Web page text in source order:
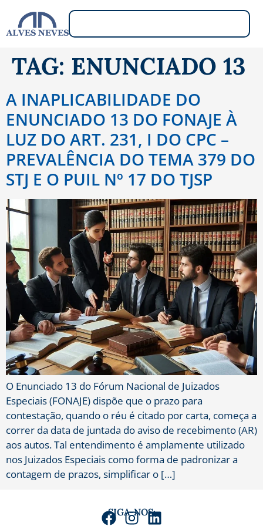
TAG: ENUNCIADO 13
A INAPLICABILIDADE DO
ENUNCIADO 13 DO FONAJE À
LUZ DO ART. 231, I DO CPC –
PREVALÊNCIA DO TEMA 379 DO
STJ E O PUIL Nº 17 DO TJSP
O Enunciado 13 do Fórum Nacional de Juizados
Especiais (FONAJE) dispõe que o prazo para
contestação, quando o réu é citado por carta, começa a
correr da data de juntada do aviso de recebimento (AR)
aos autos. Tal entendimento é amplamente utilizado
nos Juizados Especiais como forma de padronizar a
contagem de prazos, simplificar o […]
SIGA-NOS: